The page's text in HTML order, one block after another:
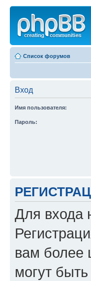
Список форумов
Вход
Имя пользователя:
Пароль:
Для входа
вам более
могут